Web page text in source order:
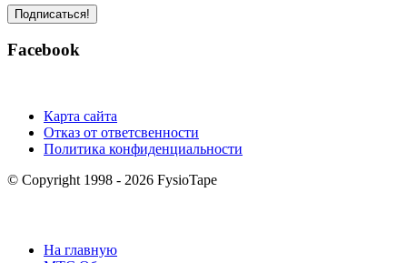
Facebook
Карта сайта
Отказ от ответсвенности
Политика конфиденциальности
© Copyright 1998 - 2026 FysioTape
На главную